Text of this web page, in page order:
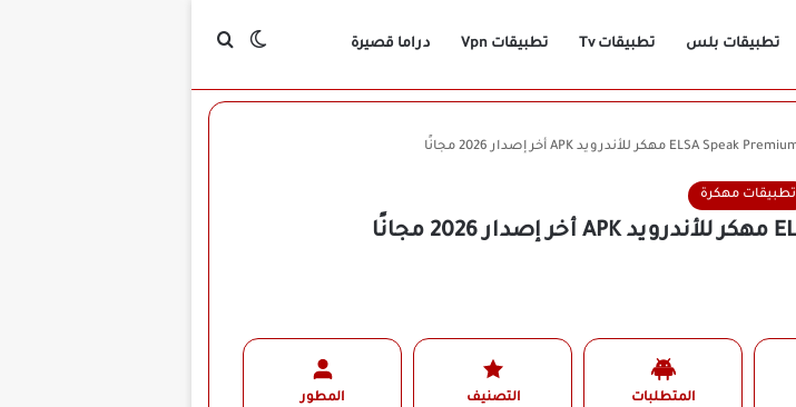
تطبيقات بلس تطبيقات Tv تطبيقات Vpn دراما قصيرة الوضع المظلم
بحث عن
تطبيقات مهكرة
المتطلبات التصنيف المطور